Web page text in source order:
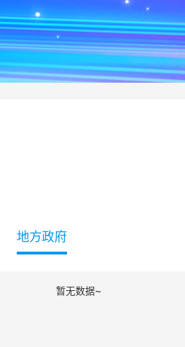
地方政府
暂无数据~